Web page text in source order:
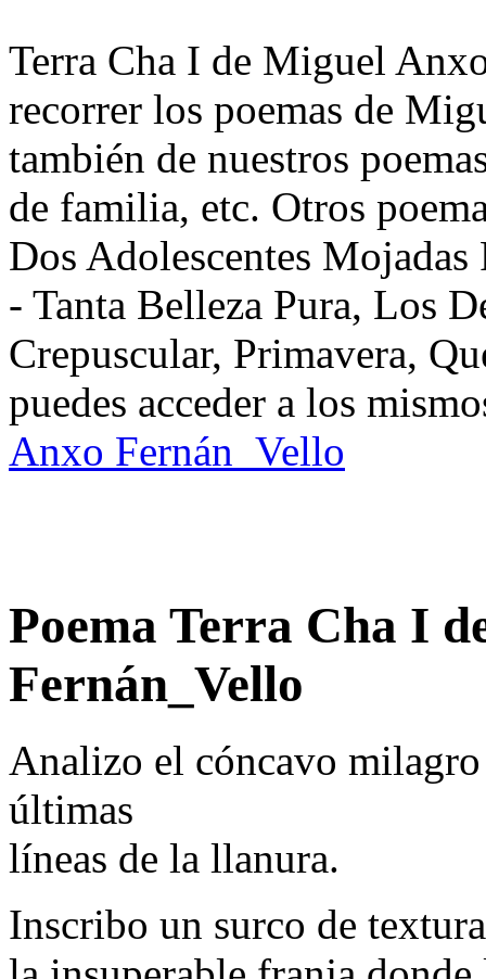
Terra Cha I de Miguel
recorrer los poemas de
también de nuestros
de familia, etc. Otros
Dos Adolescentes
- Tanta Belleza Pura, Los
Crepuscular, Primavera,
puedes acceder a los
Anxo Fernán_Vello
Poema Terra Cha I
Fernán_Vello
Analizo el cóncavo
últimas
líneas de la llanura.
Inscribo un surco de